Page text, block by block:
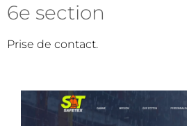
6e section
Prise de contact.